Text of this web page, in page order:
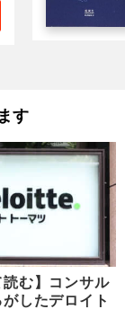
す
読む】コンサル
したデロイト